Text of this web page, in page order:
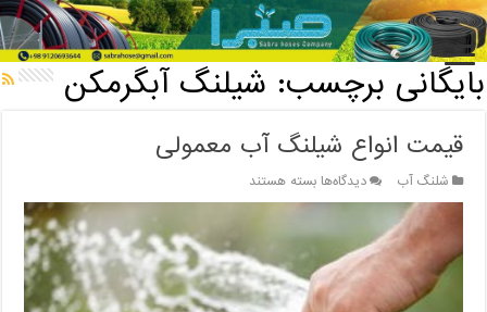
خانه / بایگانی برچسب: شیلنگ آبگرمکن
بایگانی برچسب: شیلنگ آبگرمکن
قیمت انواع شیلنگ آب معمولی
شلنگ آب دیدگاه‌هابرای
قیمت
شیلنگ
آب
معمولی
بسته هستند